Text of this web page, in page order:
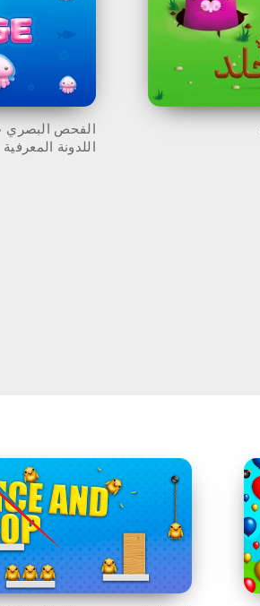
الفحص البصري
اللدونة المعرفية